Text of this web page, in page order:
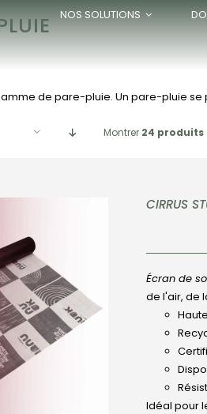
NOS SOLUTIONS
de pare-pluie. Un pare-pluie
Montrer 24 produits
CIRRUS
Écran de
de l'air, de
Idéal pour